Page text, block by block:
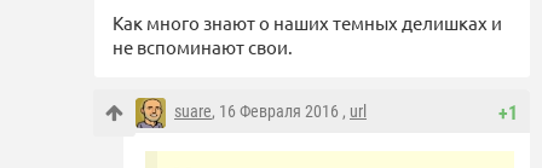
Как много знают о наших темных делишках и
не вспоминают свои.
+1
suare, 16 Февраля 2016 , url